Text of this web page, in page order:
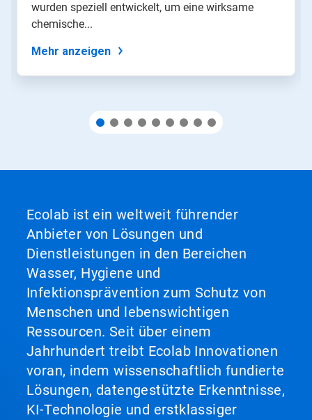
Punkten
einer
wurden speziell entwickelt, um eine wirksame
chemische...
Mehr anzeigen
Ecolab ist ein weltweit führender
Anbieter von Lösungen und
Dienstleistungen in den Bereichen
Wasser, Hygiene und
Infektionsprävention zum Schutz von
Menschen und lebenswichtigen
Ressourcen. Seit über einem
Jahrhundert treibt Ecolab Innovationen
voran, indem wissenschaftlich fundierte
Lösungen, datengestützte Erkenntnisse,
KI-Technologie und erstklassiger